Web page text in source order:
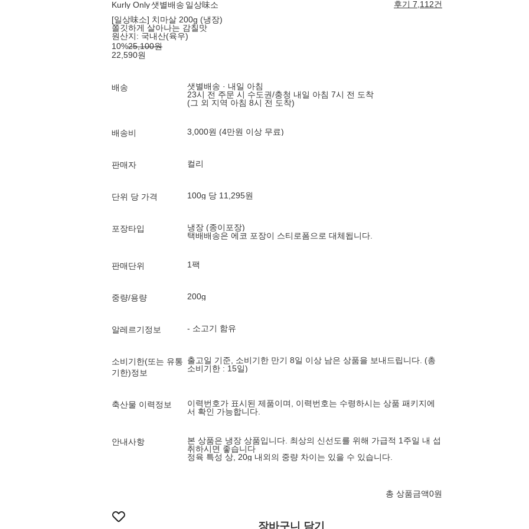
Kurly Only샛별배송 일상味소
후기 7,112건
[일상味소] 치마살 200g (냉장)
쫄깃하게 살아나는 감칠맛
원산지: 국내산(육우)
10%25,100원
22,590원
배송
샛별배송 · 내일 아침
23시 전 주문 시 수도권/충청 내일 아침 7시 전 도착
(그 외 지역 아침 8시 전 도착)
배송비 3,000원 (4만원 이상 무료)
판매자 컬리
단위 당 가격 100g 당 11,295원
포장타입
냉장 (종이포장)
택배배송은 에코 포장이 스티로폼으로 대체됩니다.
판매단위 1팩
중량/용량 200g
알레르기정보 - 소고기 함유
소비기한(또는 유통
기한)정보
출고일 기준, 소비기한 만기 8일 이상 남은 상품을 보내드립니다. (총
소비기한 : 15일)
축산물 이력정보
이력번호가 표시된 제품이며, 이력번호는 수령하시는 상품 패키지에
서 확인 가능합니다.
안내사항
본 상품은 냉장 상품입니다. 최상의 신선도를 위해 가급적 1주일 내 섭
취하시면 좋습니다
정육 특성 상, 20g 내외의 중량 차이는 있을 수 있습니다.
총 상품금액0원
장바구니 담기